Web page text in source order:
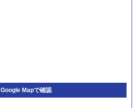
Google Mapで確認